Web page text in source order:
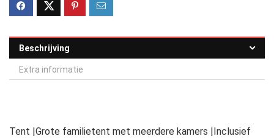
Beschrijving
Extra informatie
Tent |Grote familietent met meerdere kamers |Inclusief